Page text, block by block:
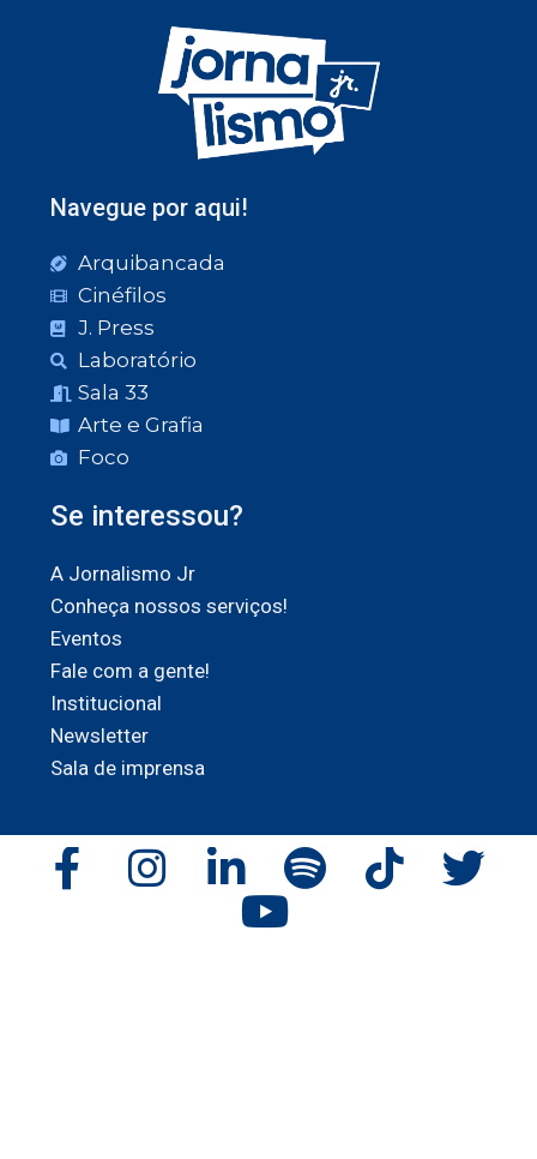
Navegue por aqui!
Arquibancada
Cinéfilos
J. Press
Laboratório
Sala 33
Arte e Grafia
Foco
Se interessou?
A Jornalismo Jr
Conheça nossos serviços!
Eventos
Fale com a gente!
Institucional
Newsletter
Sala de imprensa